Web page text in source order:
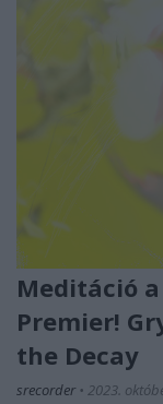
Meditáció
Premier!
the Decay
srecorder • 2023.